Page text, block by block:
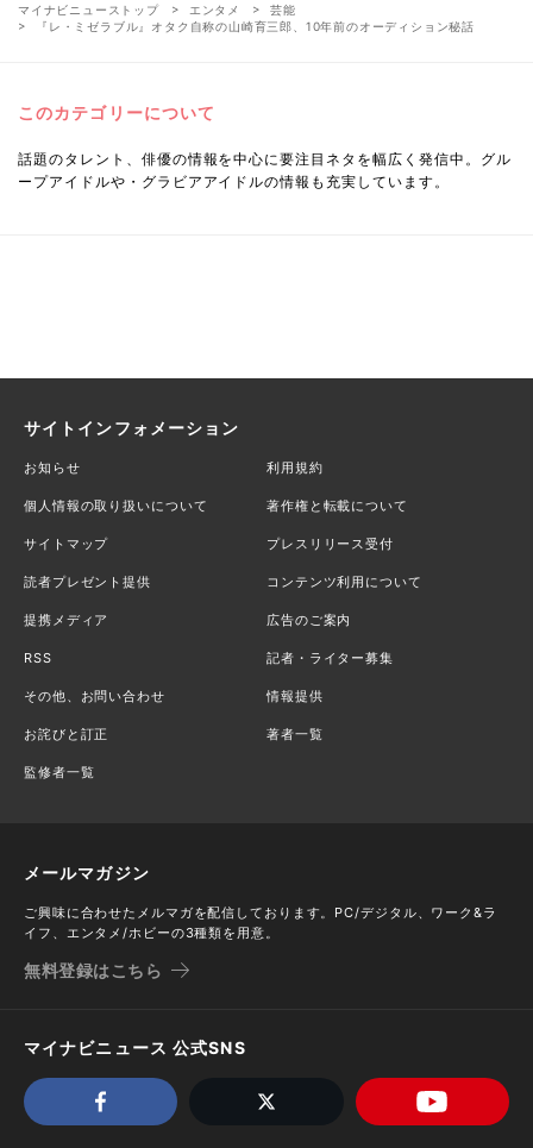
マイナビニューストップ エンタメ
芸能
『レ・ミゼラブル』オタク自称の山崎育三郎、10年前のオーディション秘話
このカテゴリーについて
話題のタレント、俳優の情報を中心に要注目ネタを幅広く発信中。グル
ープアイドルや・グラビアアイドルの情報も充実しています。
サイトインフォメーション
お知らせ 利用規約
個人情報の取り扱いについて 著作権と転載について
サイトマップ プレスリリース受付
読者プレゼント提供 コンテンツ利用について
提携メディア 広告のご案内
RSS 記者・ライター募集
その他、お問い合わせ 情報提供
お詫びと訂正 著者一覧
監修者一覧
メールマガジン
ご興味に合わせたメルマガを配信しております。PC/デジタル、ワーク&ラ
イフ、エンタメ/ホビーの3種類を用意。
無料登録はこちら
マイナビニュース 公式SNS